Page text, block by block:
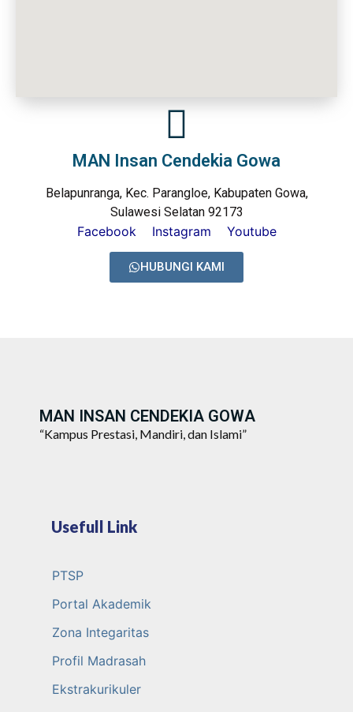
MAN Insan Cendekia Gowa
Belapunranga, Kec. Parangloe, Kabupaten Gowa,
Sulawesi Selatan 92173
Facebook Instagram Youtube
HUBUNGI KAMI
MAN INSAN CENDEKIA GOWA
“Kampus Prestasi, Mandiri, dan Islami”
Usefull Link
PTSP
Portal Akademik
Zona Integaritas
Profil Madrasah
Ekstrakurikuler